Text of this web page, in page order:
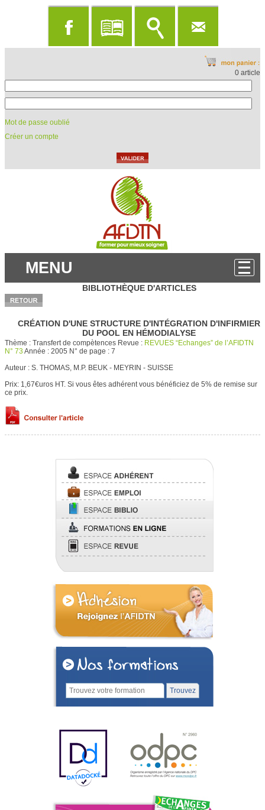
0 article
Mot de passe oublié
Créer un compte
MENU
BIBLIOTHÈQUE D'ARTICLES
CRÉATION D'UNE STRUCTURE D'INTÉGRATION D'INFIRMIER
DU POOL EN HÉMODIALYSE
Thème : Transfert de compètences Revue : REVUES “Echanges” de l’AFIDTN
N° 73 Année : 2005 N° de page : 7
Auteur : S. THOMAS, M.P. BEUK - MEYRIN - SUISSE
Prix: 1,67€uros HT. Si vous êtes adhérent vous bénéficiez de 5% de remise sur
ce prix.